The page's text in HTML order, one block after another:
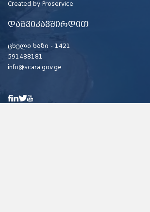
Created by Proservice
დაგვიკავშირდით
ცხელი ხაზი - 1421
591488181
info@scara.gov.ge